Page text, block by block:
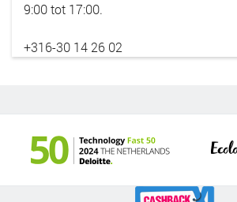
9:00 tot 17:00.
+316-30 14 26 02